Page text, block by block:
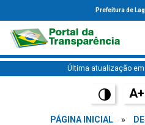
Prefeitura de
Última atualização
A+
PÁGINA INICIAL »